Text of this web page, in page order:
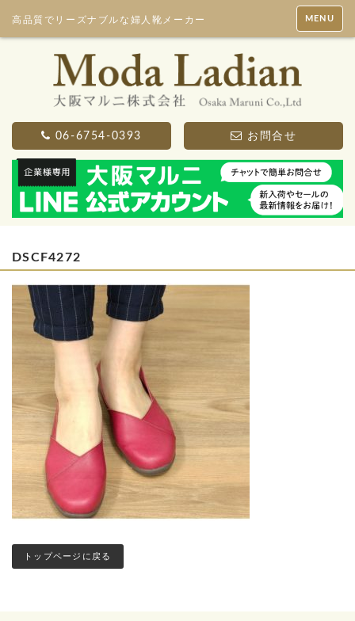
高品質でリーズナブルな婦人靴メーカー MENU
06-6754-0393 お問合せ
DSCF4272
トップページに戻る